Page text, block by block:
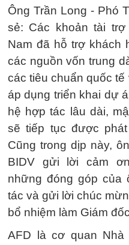
Ông Trần Long - Phó
sẻ: Các khoản tài
Nam đã hỗ trợ khách
các nguồn vốn trung
các tiêu chuẩn quốc
áp dụng triển khai dự
hệ hợp tác lâu dài,
sẽ tiếp tục được
Cũng trong dịp này,
BIDV gửi lời cảm
những đóng góp của
tác và gửi lời chúc
bổ nhiệm làm Giám
AFD là cơ quan